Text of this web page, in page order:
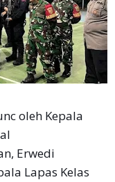
oleh Kepala
Erwedi
Lapas Kelas